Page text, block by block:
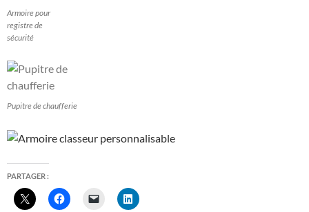
Armoire pour
registre de
sécurité
Pupitre de chaufferie
PARTAGER :